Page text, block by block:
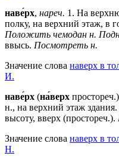
наве́рх, нареч. 1. На
полку, на верхний этаж, в
Положить чемодан н.
ввысь. Посмотреть н.
Значение слова наверх в
И.
наве́рх (на́верх
н., на верхний этаж здания.
высоту, вверх (простореч.).
Значение слова наверх в
Н.